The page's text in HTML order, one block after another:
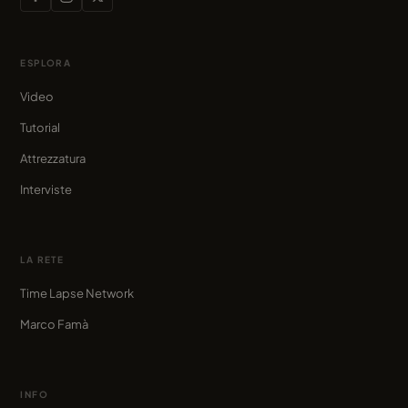
ESPLORA
Video
Tutorial
Attrezzatura
Interviste
LA RETE
Time Lapse Network
Marco Famà
INFO